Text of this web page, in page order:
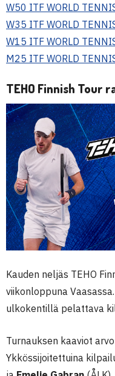
W50 ITF WORLD
W35 ITF WORLD
W15 ITF WORLD
M25 ITF WORLD
TEHO Finnish Tour
Kauden neljäs TEHO
viikonloppuna
ulkokentillä pelattava
Turnauksen kaaviot
Ykkössijoitettuina